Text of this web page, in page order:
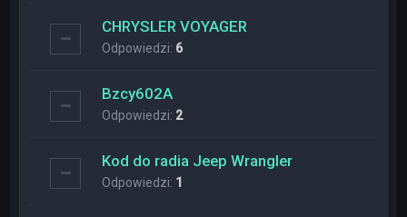
CHRYSLER VOYAGER
Odpowiedzi: 6
Bzcy602A
Odpowiedzi: 2
Kod do radia Jeep Wrangler
Odpowiedzi: 1